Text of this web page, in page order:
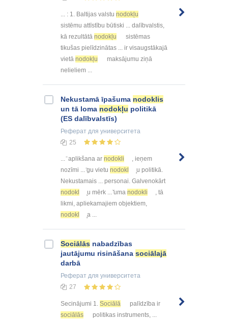
... : 1. Baltijas valstu nodokļu
sistēmu attīstību būtiski ... dalībvalstis,
kā rezultātā nodokļu
sistēmas
tikušas pielīdzinātas ... ir visaugstākajā
vietā nodokļu
maksājumu ziņā
nelieliem ...
Nekustamā īpašuma nodoklis
un tā loma nodokļu politikā
(ES dalībvalstīs)
Реферат для университета
25
... ̄ aplikšana ar nodokli
, ieņem
nozīmi ... ̄gu vietu nodokl
̧u politikā.
Nekustamais ... personai. Galvenokārt
nodokl
̧u mērk ... ̌uma nodokli
, tā
likmi, apliekamajiem objektiem,
nodokl
̧a ...
Sociālās nabadzības
jautājumu risināšana sociālajā
darbā
Реферат для университета
27
Secinājumi 1. Sociālā
palīdzība ir
sociālās
politikas instruments, ...